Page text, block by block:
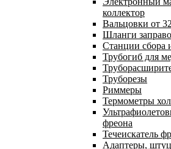
коллектор
Вальцовки от
Шланги
Станции сбора
Трубогиб для
Труборезы
Риммеры
Термометры
фреона
Течеискатель
Адаптеры,